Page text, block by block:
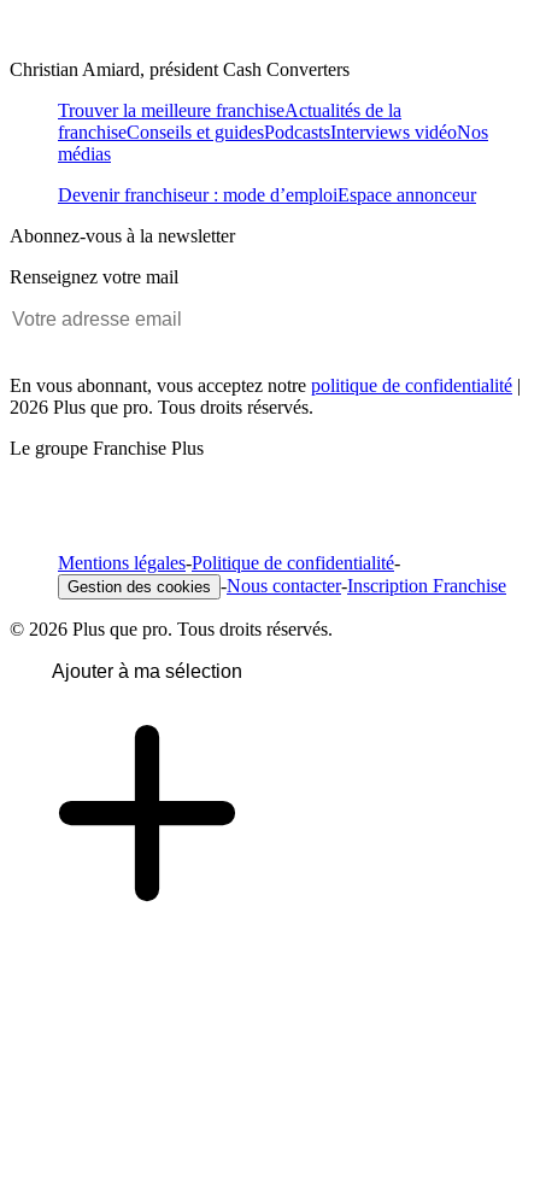
Christian Amiard, président Cash Converters
Trouver la meilleure franchiseActualités de la
franchiseConseils et guidesPodcastsInterviews vidéoNos
médias
Devenir franchiseur : mode d’emploiEspace annonceur
Abonnez-vous à la newsletter
Renseignez votre mail
En vous abonnant, vous acceptez notre politique de confidentialité |
2026 Plus que pro. Tous droits réservés.
Le groupe Franchise Plus
Mentions légales-Politique de confidentialité-
Gestion des cookies -Nous contacter-Inscription Franchise
© 2026 Plus que pro. Tous droits réservés.
Ajouter à ma sélection